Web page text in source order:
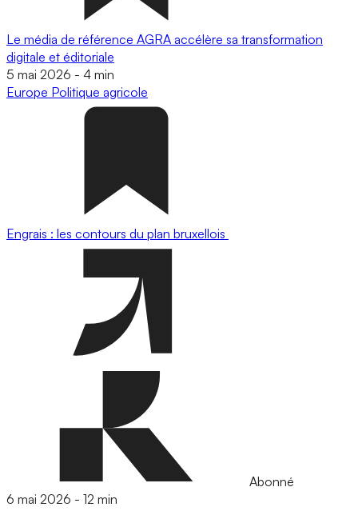
Le média de référence AGRA accélère sa transformation
digitale et éditoriale
5 mai 2026 - 4 min
Europe Politique agricole
Engrais : les contours du plan bruxellois
Abonné
6 mai 2026 - 12 min